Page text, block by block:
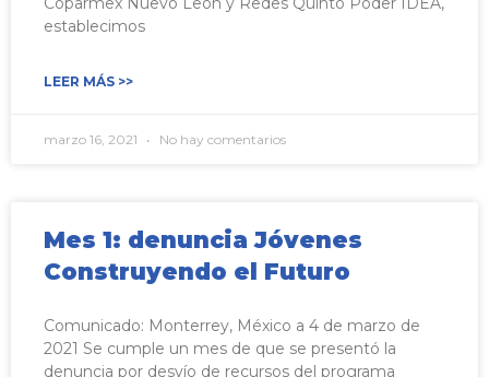
establecimos
LEER MÁS >>
marzo 16, 2021 No hay comentarios
Mes 1: denuncia Jóvenes
Construyendo el Futuro
Comunicado: Monterrey, México a 4 de marzo de
2021 Se cumple un mes de que se presentó la
denuncia por desvío de recursos del programa